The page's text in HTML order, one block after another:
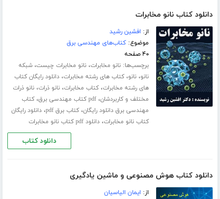
دانلود کتاب نانو مخابرات
از: افشین رشید
موضوع:کتاب‌های مهندسی برق
۴۰ صفحه
برچسب‌ها:نانو مخابرات،نانو مخابرات چیست،شبکه
نانو،نانو،کتاب های رشته مخابرات،دانلود رایگان کتاب
های رشته مخابرات،کتاب مخابرات،نانو ذرات،نانو ذرات
مختلف و کاربردشان،pdf کتاب مهندسی برق ،کتاب
مهندسی برق دانلود رایگان،کتاب برق pdf ،دانلود رایگان
کتاب نانو مخابرات،دانلود pdf کتاب نانو مخابرات
دانلود کتاب
دانلود کتاب هوش مصنوعی و ماشین یادگیری
از: ایمان الیاسیان